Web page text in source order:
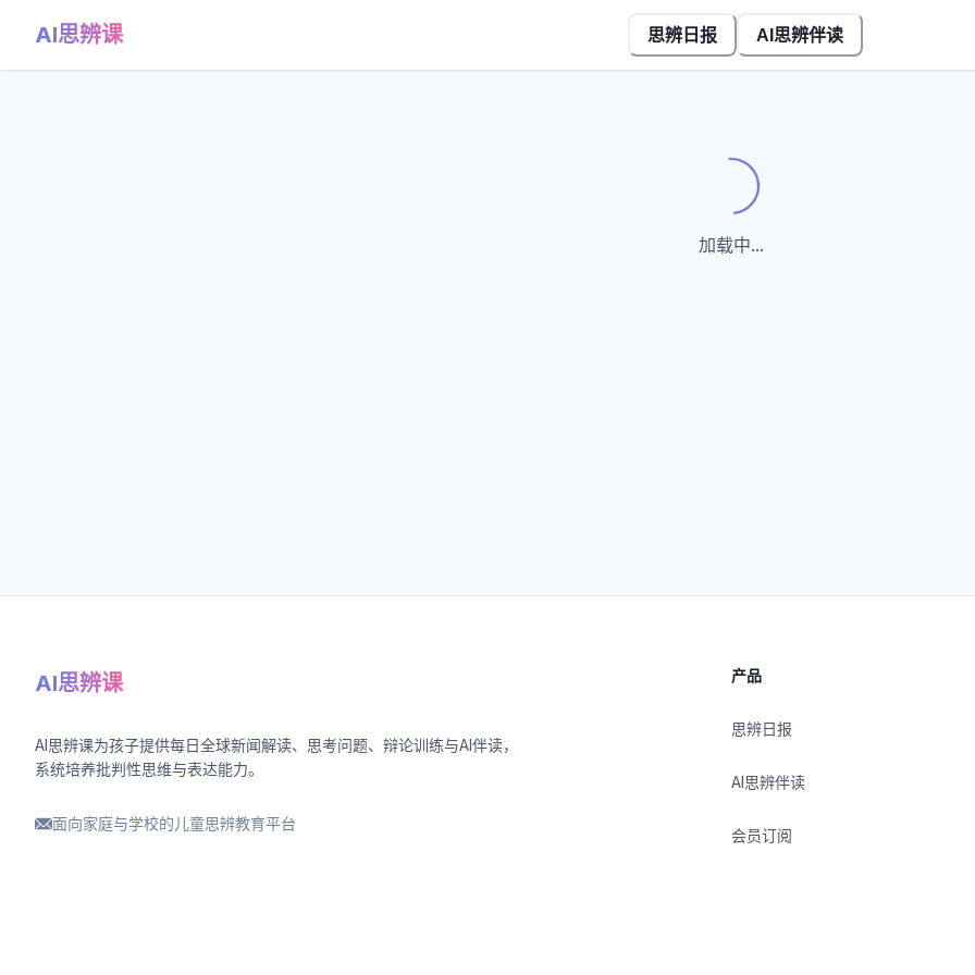
AI思辨课 思辨日报 AI思辨伴读
Loading...
加载中...
AI思辨课
AI思辨课为孩子提供每日全球新闻解读、思考问题、辩论训练与AI伴读，
系统培养批判性思维与表达能力。
面向家庭与学校的儿童思辨教育平台
产品
思辨日报
AI思辨伴读
会员订阅